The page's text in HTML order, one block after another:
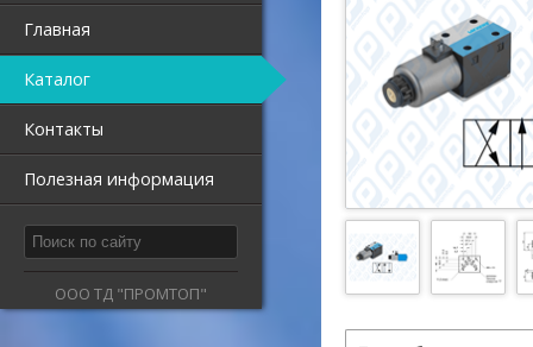
Главная
Каталог
Контакты
Полезная информация
ООО ТД "ПРОМТОП"